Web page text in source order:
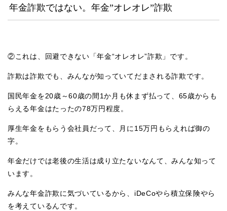
年金詐欺ではない。年金”オレオレ”詐欺
②これは、回避できない「年金“オレオレ”詐欺」です。
詐欺は詐欺でも、みんなが知っていてだまされる詐欺です。
国民年金を20歳～60歳の間1か月も休まず払って、65歳からも
らえる年金はたったの78万円程度。
厚生年金をもらう会社員だって、月に15万円もらえれば御の
字。
年金だけでは老後の生活は成り立たないなんて、みんな知って
います。
みんな年金詐欺に気づいているから、iDeCoやら積立保険やら
を考えているんです。